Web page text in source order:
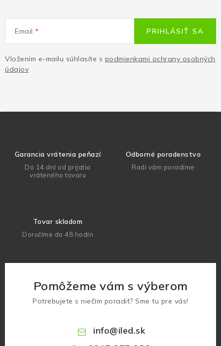
Email
Vložením e-mailu súhlasíte s podmienkami ochrany osobných
údajov
PRIHLÁSIŤ SA
Garancia vrátenia peňazí
Do 14 dní od prijatia
vráteného tovaru
Odborné poradenstvo
Radi vám poradíme
Tovar skladom
Doručíme do 48 hodín
Pomôžeme vám s výberom
Potrebujete s niečím poradiť? Sme tu pre vás!
info@iled.sk